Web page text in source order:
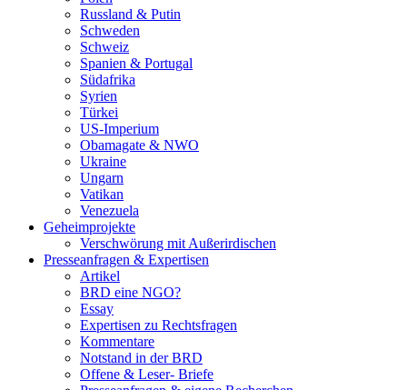
Russland & Putin
Schweden
Schweiz
Spanien & Portugal
Südafrika
Syrien
Türkei
US-Imperium
Obamagate & NWO
Ukraine
Ungarn
Vatikan
Venezuela
Geheimprojekte
Verschwörung mit Außerirdischen
Presseanfragen & Expertisen
Artikel
BRD eine NGO?
Essay
Expertisen zu Rechtsfragen
Kommentare
Notstand in der BRD
Offene & Leser- Briefe